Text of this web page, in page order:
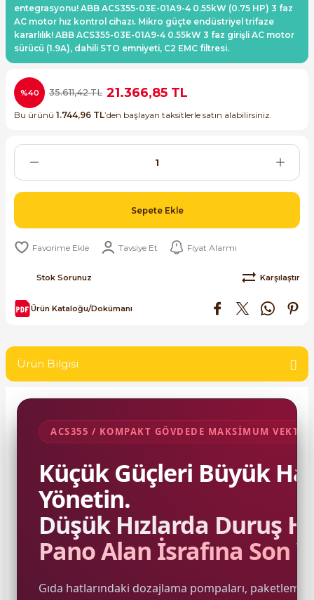
ve Transmitterleri ACS580
ACS880
Sinamics S120 Modüler Sürücü Sistemi
Sinamics S210 Servo Sürücü Sistemi
Sinamics V20 Hız Kontrol Cihazları
Cihazları
Sayaçları
Supply)
Rölesi, Cihazları ve Anahtarları
- UPS
Kesiciler
SIMATIC Endüstriyel Panel PC'ler
SIMATIC ET200 Dağıtılmış Giriş-Çkış
SIMATIC ExProof Panel PC'ler ve Thin
SIMATIC S7-300
SIMATIC TIA PORTAL HMI Yazılımları
SIMOTION Hareket Kontrol Üniteleri
SIRIUS SAFETY
entegrasyonu! ABB ACS355-03E-01A9-4 0.55kW (0.75 HP) 3 faz
AC motor hız kontrol cihazı. Mikro güçte endüstriyel trifaze
kararlılık! ABB ACS355-03E-01A9-4 0.55kW 3 faz girişli AC motor
sürücü (1.9A), dahili STO emniyeti, C2 EMC filtresi.
%40 35.611,42 TL 21.366,85 TL
Bu ürünü 1.744,96 TL’den başlayan taksitlerle satın alabilirsiniz.
Sepete Ekle
Tavsiye Et Fiyat Alarmı
Stok Sorunuz Karşılaştır
Ürün Kataloğu/Dokümanı
Ürün Bilgisi
ACS355 / KOMPAKT GÖVDEDE MAKSİMUM
Küçük Güçleri Büyük
Yönetin.
Düşük Hızlarda Duruş
Pano Alan İsrafına Son
Gıda hatlarındaki dozajlama pompaları,